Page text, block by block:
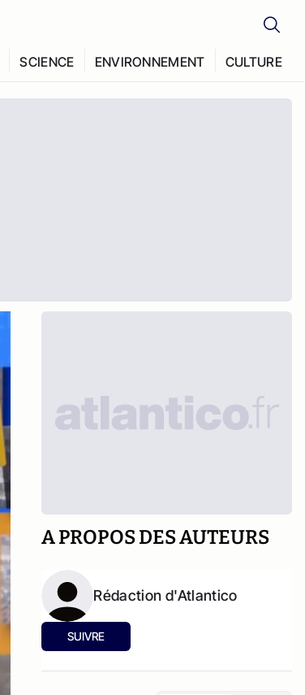
SCIENCE ENVIRONNEMENT CULTURE
A PROPOS DES AUTEURS
Rédaction d'Atlantico
SUIVRE